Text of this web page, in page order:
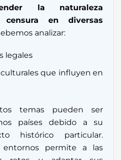
la naturaleza
en diversas
analizar:
legales
que influyen en
temas pueden ser
países debido a su
histórico particular.
entornos permite a las